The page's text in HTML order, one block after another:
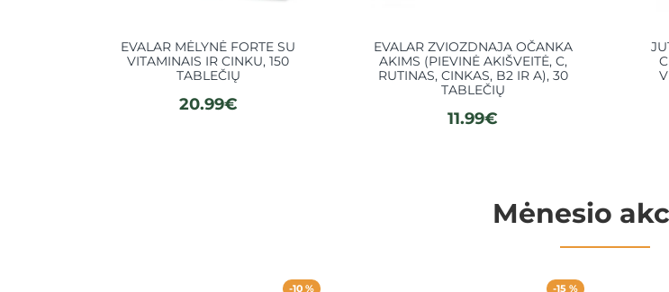
EVALAR MĖLYNĖ FORTE SU
VITAMINAIS IR CINKU, 150
TABLEČIŲ
20.99€
EVALAR ZVIOZDNAJA OČANKA
AKIMS (PIEVINĖ AKIŠVEITĖ, C,
RUTINAS, CINKAS, B2 IR A), 30
TABLEČIŲ
11.99€
Mėnesio
-10 % -15 %